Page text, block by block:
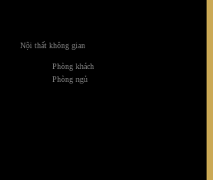
Nội thất không gian
Phòng khách
Phòng ngủ
Phường Bình Trưng, Tp. Hồ